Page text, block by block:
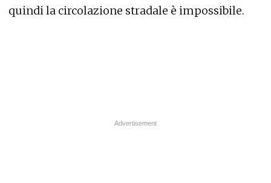
quindi la circolazione stradale è impossibile.